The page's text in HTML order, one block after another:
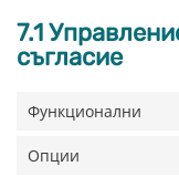
7.1
съгласие
Функционални
Опции